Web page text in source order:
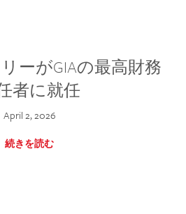
ーがGIAの最高財務
者に就任
April 2, 2026
続きを読む